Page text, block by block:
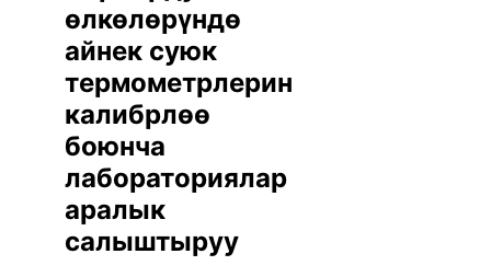
өлкөлөрүндө
айнек суюк
термометрлерин
калибрлөө
боюнча
лабораториялар
аралык
салыштыруу